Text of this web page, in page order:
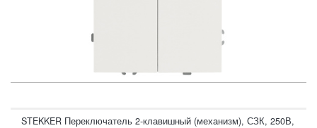
STEKKER Переключатель 2-клавишный (механизм), СЗК, 250В,